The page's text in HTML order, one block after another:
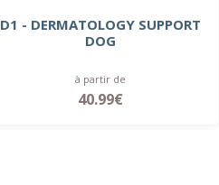
D1 - DERMATOLOGY SUPPORT
DOG
à partir de
40.99€